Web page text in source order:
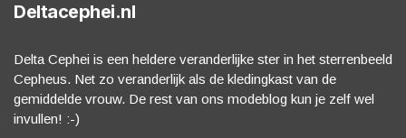
Deltacephei.nl
Delta Cephei is een heldere veranderlijke ster in het sterrenbeeld
Cepheus. Net zo veranderlijk als de kledingkast van de
gemiddelde vrouw. De rest van ons modeblog kun je zelf wel
invullen! :-)